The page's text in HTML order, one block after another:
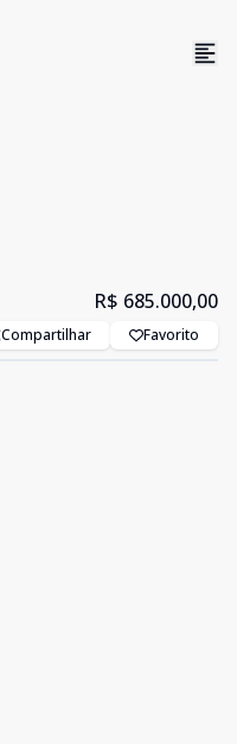
R$ 685.000,00
Compartilhar Favorito